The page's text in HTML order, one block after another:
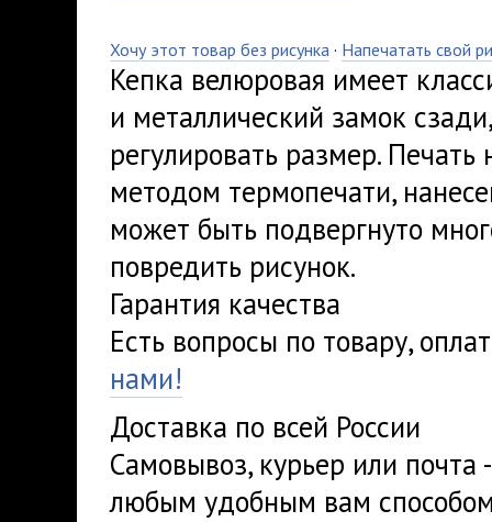
Хочу этот товар без рисунка · Напечатать свой
Кепка велюровая имеет
и металлический замок
регулировать размер.
методом термопечати,
может быть подвергнуто
повредить рисунок.
Гарантия качества
Есть вопросы по товару,
нами!
Доставка по всей России
Самовывоз, курьер или
любым удобным вам